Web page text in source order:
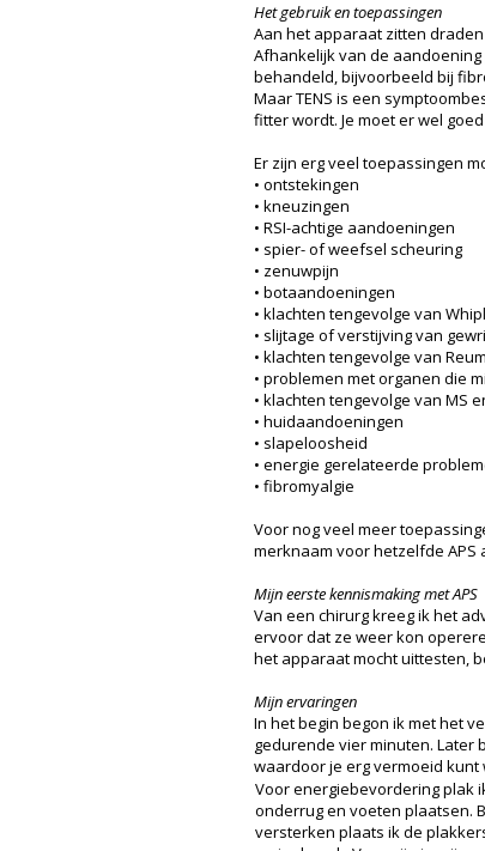
Het gebruik en toepassingen
Aan het apparaat zitten
Afhankelijk van de
behandeld, bijvoorbeeld bij
Maar TENS is een
fitter wordt. Je moet er wel
Er zijn erg veel toepassingen
• ontstekingen
• kneuzingen
• RSI-achtige aandoeningen
• spier- of weefsel scheuring
• zenuwpijn
• botaandoeningen
• klachten tengevolge van
• slijtage of verstijving van
• klachten tengevolge van
• problemen met organen die
• klachten tengevolge van MS
• huidaandoeningen
• slapeloosheid
• energie gerelateerde
• fibromyalgie
Voor nog veel meer
merknaam voor hetzelfde APS
Mijn eerste kennismaking met APS
Van een chirurg kreeg ik het
ervoor dat ze weer kon
het apparaat mocht uittesten,
Mijn ervaringen
In het begin begon ik met het
gedurende vier minuten. Later
waardoor je erg vermoeid
Voor energiebevordering plak
onderrug en voeten plaatsen.
versterken plaats ik de